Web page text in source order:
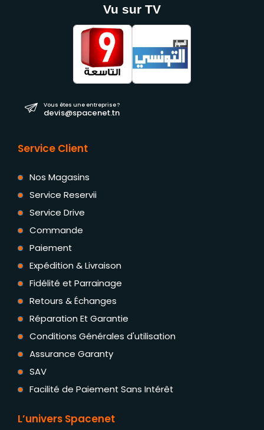
Vu sur TV
Vous êtes une entreprise ?
devis@spacenet.tn
Service Client
Nos Magasins
Service Reservii
Service Drive
Commande
Paiement
Expédition & Livraison
Fidélité et Parrainage
Retours & Échanges
Réparation Et Garantie
Conditions Générales d'utilisation
Assurance Garanty
SAV
Facilité de Paiement Sans Intérêt
L’univers Spacenet